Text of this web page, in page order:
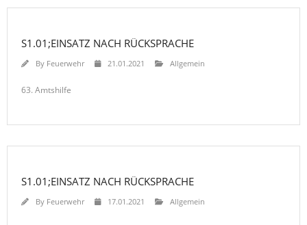
S1.01;EINSATZ NACH RÜCKSPRACHE
By Feuerwehr 21.01.2021 Allgemein
63. Amtshilfe
S1.01;EINSATZ NACH RÜCKSPRACHE
By Feuerwehr 17.01.2021 Allgemein